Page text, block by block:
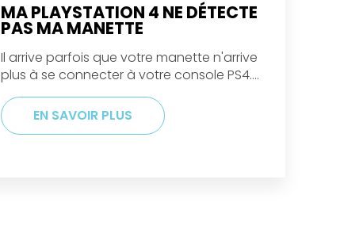
MA PLAYSTATION 4 NE DÉTECTE
PAS MA MANETTE
Il arrive parfois que votre manette n'arrive
plus à se connecter à votre console PS4....
EN SAVOIR PLUS